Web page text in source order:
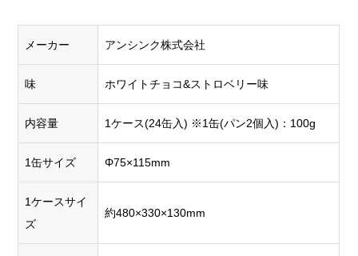
メーカー アンシンク株式会社
味 ホワイトチョコ&ストロベリー味
内容量 1ケース(24缶入) ※1缶(パン2個入)：100g
1缶サイズ Φ75×115mm
1ケースサイ
ズ
約480×330×130mm